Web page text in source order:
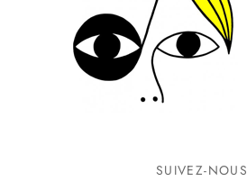
SUIVEZ-NOUS